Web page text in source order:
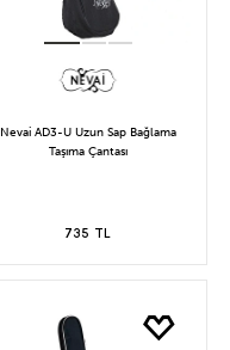
Nevai AD3-U Uzun Sap Bağlama
Taşıma Çantası
735 TL